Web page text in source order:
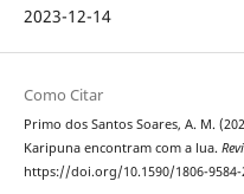
2023-12-14
Como Citar
Primo dos Santos Soares, A. M.
Karipuna encontram com a lua.
https://doi.org/10.1590/1806-9584-